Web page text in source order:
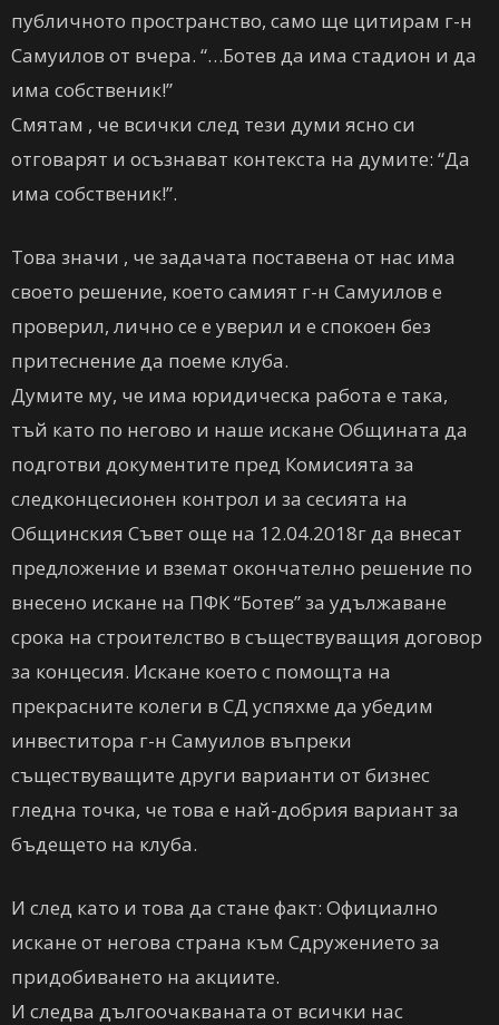
публичното пространство, само ще цитирам г-н
Самуилов от вчера. “…Ботев да има стадион и да
има собственик!”
Смятам , че всички след тези думи ясно си
отговарят и осъзнават контекста на думите: “Да
има собственик!”.
Това значи , че задачата поставена от нас има
своето решение, което самият г-н Самуилов е
проверил, лично се е уверил и е спокоен без
притеснение да поеме клуба.
Думите му, че има юридическа работа е така,
тъй като по негово и наше искане Общината да
подготви документите пред Комисията за
следконцесионен контрол и за сесията на
Общинския Съвет още на 12.04.2018г да внесат
предложение и вземат окончателно решение по
внесено искане на ПФК “Ботев” за удължаване
срока на строителство в съществуващия договор
за концесия. Искане което с помощта на
прекрасните колеги в СД успяхме да убедим
инвеститора г-н Самуилов въпреки
съществуващите други варианти от бизнес
гледна точка, че това е най-добрия вариант за
бъдещето на клуба.
И след като и това да стане факт: Официално
искане от негова страна към Сдружението за
придобиването на акциите.
И следва дългоочакваната от всички нас